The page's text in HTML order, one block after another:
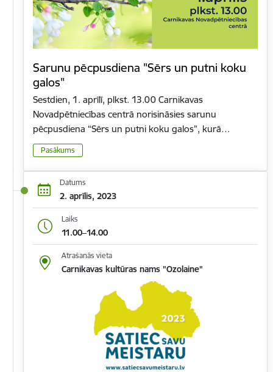
Sarunu pēcpusdiena "Sērs un putni koku
galos"
Sestdien, 1. aprīlī, plkst. 13.00 Carnikavas
Novadpētniecības centrā norisināsies sarunu
pēcpusdiena “Sērs un putni koku galos”, kurā…
Pasākums
Datums
2. aprīlis, 2023
Laiks
11.00–14.00
Atrašanās vieta
Carnikavas kultūras nams "Ozolaine"